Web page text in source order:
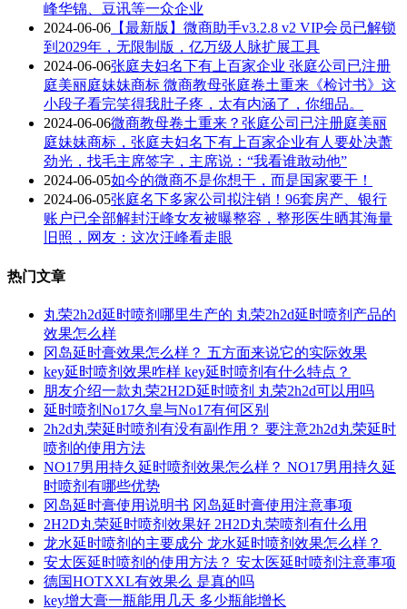
峰华锦、豆讯等一众企业
2024-06-06 【最新版】微商助手v3.2.8 v2 VIP会员已解锁
到2029年，无限制版，亿万级人脉扩展工具
2024-06-06张庭夫妇名下有上百家企业 张庭公司已注册
庭美丽庭妹妹商标 微商教母张庭卷土重来《检讨书》这
小段子看完笑得我肚子疼，太有内涵了，你细品。
2024-06-06微商教母卷土重来？张庭公司已注册庭美丽
庭妹妹商标，张庭夫妇名下有上百家企业有人要处决萧
劲光，找毛主席签字，主席说：“我看谁敢动他”
2024-06-05如今的微商不是你想干，而是国家要干！
2024-06-05张庭名下多家公司拟注销！96套房产、银行
账户已全部解封汪峰女友被曝整容，整形医生晒其海量
旧照，网友：这次汪峰看走眼
热门文章
丸荣2h2d延时喷剂哪里生产的 丸荣2h2d延时喷剂产品的
效果怎么样
冈岛延时膏效果怎么样？ 五方面来说它的实际效果
key延时喷剂效果咋样 key延时喷剂有什么特点？
朋友介绍一款丸荣2H2D延时喷剂 丸荣2h2d可以用吗
延时喷剂No17久皇与No17有何区别
2h2d丸荣延时喷剂有没有副作用？ 要注意2h2d丸荣延时
喷剂的使用方法
NO17男用持久延时喷剂效果怎么样？ NO17男用持久延
时喷剂有哪些优势
冈岛延时膏使用说明书 冈岛延时膏使用注意事项
2H2D丸荣延时喷剂效果好 2H2D丸荣喷剂有什么用
龙水延时喷剂的主要成分 龙水延时喷剂效果怎么样？
安太医延时喷剂的使用方法？ 安太医延时喷剂注意事项
德国HOTXXL有效果么 是真的吗
key增大膏一瓶能用几天 多少瓶能增长